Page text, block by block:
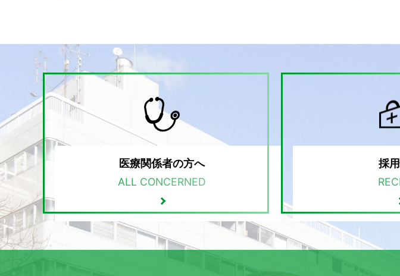
医療関係者の方へ
ALL CONCERNED
採